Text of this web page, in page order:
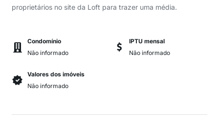
proprietários no site da Loft para trazer uma média.
Condomínio
Não informado
IPTU mensal
Não informado
Valores dos imóveis
Não informado